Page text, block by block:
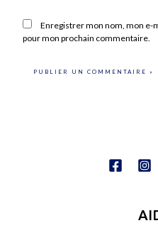
Enregistrer mon nom, mon e-
pour mon prochain commentaire.